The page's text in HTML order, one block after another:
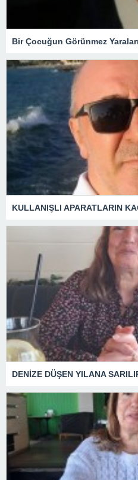
KULLANIŞLI APARATLARIN
DENİZE DÜŞEN YILANA